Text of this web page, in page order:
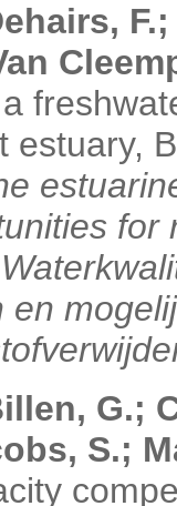
estuary,
G.;
S.;